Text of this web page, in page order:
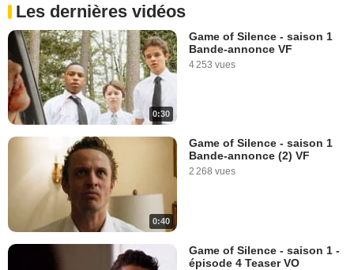
Les dernières vidéos
0:30
Game of Silence - saison 1
Bande-annonce VF
4 253 vues
0:40
Game of Silence - saison 1
Bande-annonce (2) VF
2 268 vues
Game of Silence - saison 1 -
épisode 4 Teaser VO